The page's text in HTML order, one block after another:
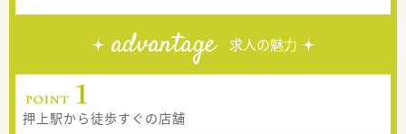
advantage 求人の魅力
押上駅から徒歩すぐの店舗